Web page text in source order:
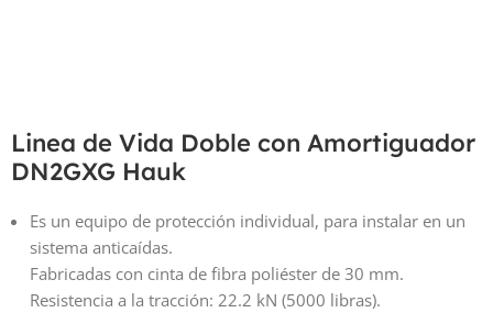
Linea de Vida Doble con Amortiguador
DN2GXG Hauk
Es un equipo de protección individual, para instalar en un
sistema anticaídas.
Fabricadas con cinta de fibra poliéster de 30 mm.
Resistencia a la tracción: 22.2 kN (5000 libras).